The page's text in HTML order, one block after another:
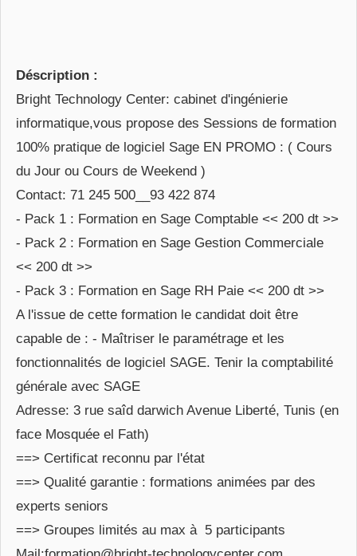
Déscription :
Bright Technology Center: cabinet d'ingénierie
informatique,vous propose des Sessions de formation
100% pratique de logiciel Sage EN PROMO : ( Cours
du Jour ou Cours de Weekend )
Contact: 71 245 500__93 422 874
- Pack 1 : Formation en Sage Comptable << 200 dt >>
- Pack 2 : Formation en Sage Gestion Commerciale
<< 200 dt >>
- Pack 3 : Formation en Sage RH Paie << 200 dt >>
A l'issue de cette formation le candidat doit être
capable de : - Maîtriser le paramétrage et les
fonctionnalités de logiciel SAGE. Tenir la comptabilité
générale avec SAGE
Adresse: 3 rue saîd darwich Avenue Liberté, Tunis (en
face Mosquée el Fath)
==> Certificat reconnu par l'état
==> Qualité garantie : formations animées par des
experts seniors
==> Groupes limités au max à 5 participants